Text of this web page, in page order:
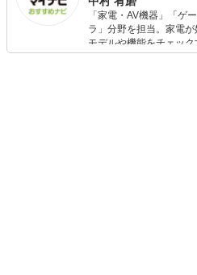
「家電・AV機器」「ゲ
ラ」分野を担当。家電
モデルや機能をチェッ
ムを楽しみながら、新